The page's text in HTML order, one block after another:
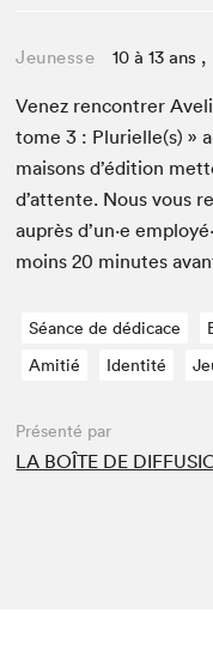
Jeunesse 10 à 13 ans ,
Venez ren­con­tr­er
tome3 : Plurielle(s) »
maisons d’édi­tion
d’at­tente. Nous vous
auprès d’un·e
moins20 min­utes
Séance de dédicace
Amitié
Identité
Présenté par
LA BOÎTE DE